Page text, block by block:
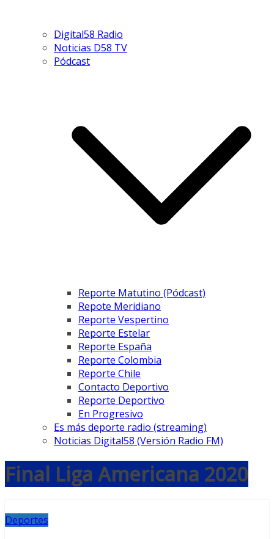
Digital58 Radio
Noticias D58 TV
Pódcast
Reporte Matutino (Pódcast)
Repote Meridiano
Reporte Vespertino
Reporte Estelar
Reporte España
Reporte Colombia
Reporte Chile
Contacto Deportivo
Reporte Deportivo
En Progresivo
Es más deporte radio (streaming)
Noticias Digital58 (Versión Radio FM)
Final Liga Americana 2020
Deportes